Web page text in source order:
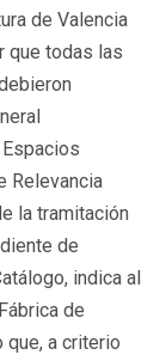
de Valencia
que todas las
Relevancia
la tramitación
de
indica al
de
que, a criterio